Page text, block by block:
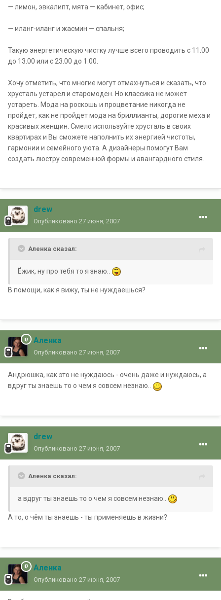
— лимон, эвкалипт, мята — кабинет, офис;
— иланг-иланг и жасмин — спальня;
Такую энергетическую чистку лучше всего проводить с 11.00
до 13.00 или с 23.00 до 1.00.
Хочу отметить, что многие могут отмахнуться и сказать, что
хрусталь устарел и старомоден. Но классика не может
устареть. Мода на роскошь и процветание никогда не
пройдет, как не пройдет мода на бриллианты, дорогие меха и
красивых женщин. Смело используйте хрусталь в своих
квартирах и Вы сможете наполнить их энергией чистоты,
гармонии и семейного уюта. А дизайнеры помогут Вам
создать люстру современной формы и авангардного стиля.
drew
Опубликовано 27 июня, 2007
Аленка сказал:
Ёжик, ну про тебя то я знаю..
В помощи, как я вижу, ты не нуждаешься?
Аленка
Опубликовано 27 июня, 2007
Андрюшка, как это не нуждаюсь - очень даже и нуждаюсь, а
вдруг ты знаешь то о чем я совсем незнаю..
drew
Опубликовано 27 июня, 2007
Аленка сказал:
а вдруг ты знаешь то о чем я совсем незнаю..
А то, о чём ты знаешь - ты применяешь в жизни?
Аленка
Опубликовано 27 июня, 2007